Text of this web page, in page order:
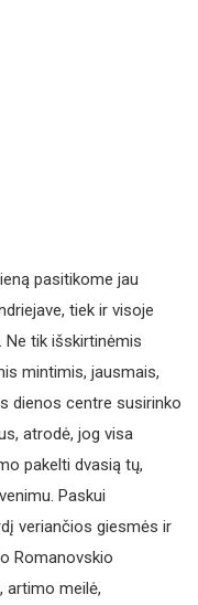
pasitikome jau
tiek ir visoje
Ne tik išskirtinėmis
mintimis, jausmais,
dienos centre susirinko
atrodė, jog visa
pakelti dvasią tų,
Paskui
veriančios giesmės ir
Romanovskio
artimo meilė,